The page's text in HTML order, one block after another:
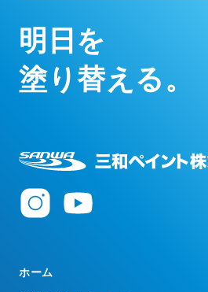
明 日 を
塗り替え る。
ホーム